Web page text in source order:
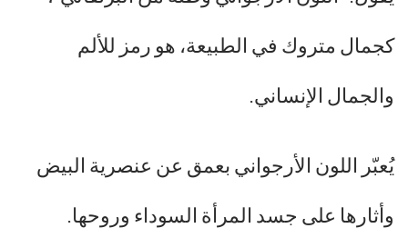
كجمال متروك في الطبيعة، هو رمز للألم
والجمال الإنساني.
يُعبّر اللون الأرجواني بعمق عن عنصرية البيض
وأثارها على جسد المرأة السوداء وروحها.